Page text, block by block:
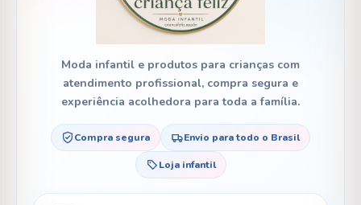
Moda infantil e produtos para crianças com
atendimento profissional, compra segura e
experiência acolhedora para toda a família.
Compra segura Envio para todo o Brasil
Loja infantil